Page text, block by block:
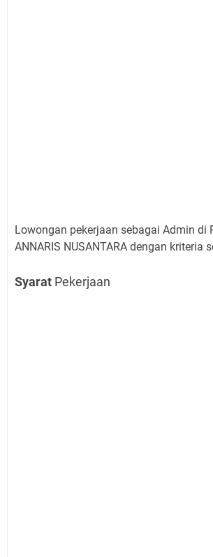
Lowongan pekerjaan sebagai Admin di
ANNARIS NUSANTARA dengan kriteria
Syarat Pekerjaan